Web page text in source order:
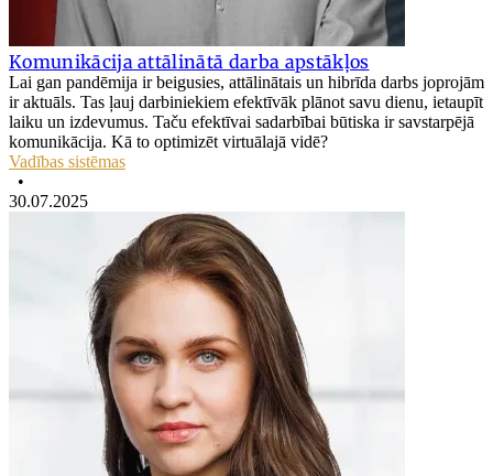
Komunikācija attālinātā darba apstākļos
Lai gan pandēmija ir beigusies, attālinātais un hibrīda darbs joprojām
ir aktuāls. Tas ļauj darbiniekiem efektīvāk plānot savu dienu, ietaupīt
laiku un izdevumus. Taču efektīvai sadarbībai būtiska ir savstarpējā
komunikācija. Kā to optimizēt virtuālajā vidē?
Vadības sistēmas
•
30.07.2025